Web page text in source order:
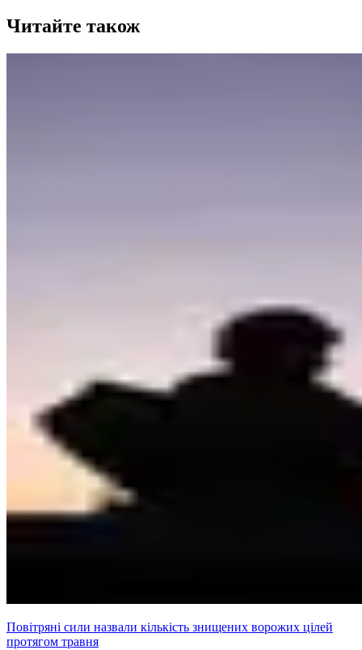
Читайте також
Повітряні сили назвали кількість знищених ворожих цілей
протягом травня